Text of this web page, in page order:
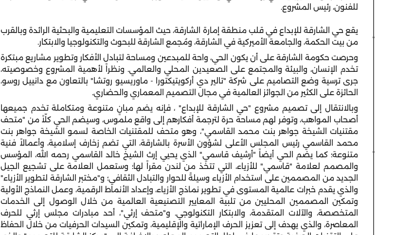
للفنون، رئيس المشروع.
يقع حي الشارقة للإبداع في قلب منطقة إمارة الشارقة، حيث المؤسسات التعليمية والبحثية الرائدة وبالقرب
من بيت الحكمة، والجامعة الأميركية في الشارقة، ومُجمع الشارقة للبحوث والتكنولوجيا والابتكار.
وحرصت حكومة الشارقة على أن يكون الحي، واحة للمبدعين ومساحة لتبادل الأفكار وتطوير مشاريع مبتكرة
تخدم الإنسان، والبيئة والمجتمع على الصعيدين المحلي والعالمي. ونظراً لأهمية المشروع وخصوصيته،
جرى ترسية وضع التصاميم على شركة "تالير دي أركويتيكتورا - ماوريسيو روتشا" بالتعاون مع دانييل روسو،
الحائزة على الكثير من الجوائز العالمية في مجال التصميم المعماري والحضاري.
وبالانتقال إلى تصميم مشروع "حي الشارقة للإبداع" ، فإنه يضم مبانٍ متنوعة ومتكاملة تخدم جميعها
أصحاب المواهب، وتوفر لهم مساحة حرة لترجمة أفكارهم إلى واقع ملموس، وسيضم الحي كلّاً من "متحف
مقتنيات الشيخة جواهر بنت محمد القاسمي"، وهو متحف للمقتنيات الخاصة لسمو الشيخة جواهر بنت
محمد القاسمي رئيس المجلس الأعلى لشؤون الأسرة بالشارقة، التي تضم زخارف إسلامية، وأعمالاً فنية
متنوعة؛ كما يضم الحي أيضاً "أرشيف قاسمي" الذي يحيي إرث الشيخ خالد القاسمي رحمه الله، المؤسس
والمصمم لعلامة "قاسمي" للأزياء، التي تتخذ من لندن مقراً لها؛ وستعمل العلامة على تشجيع الجيل
الجديد من المصممين على استخدام الأزياء وسيلةً للحوار والتبادل الثقافي؛ و"مختبر الشارقة لتطوير الأزياء"
والذي يقدم خبرات عالمية المستوى في تطوير نماذج الأزياء، وإعداد الأنماط الرقمية، وعمل النماذج الأولية
وتمكين المصممين المحليين من تلبية المعايير التصنيعية العالمية من خلال الوصول إلى الخدمات
المتخصصة، والآلات المتقدمة، والابتكار التكنولوجي. و"متحف إرثي"، أحد مبادرات مجلس إرثي للحرف
المعاصرة، والذي يهدف إلى تعزيز الحرف الإماراتية والإقليمية، وتمكين السيدات الحرفيات من خلال الحفاظ